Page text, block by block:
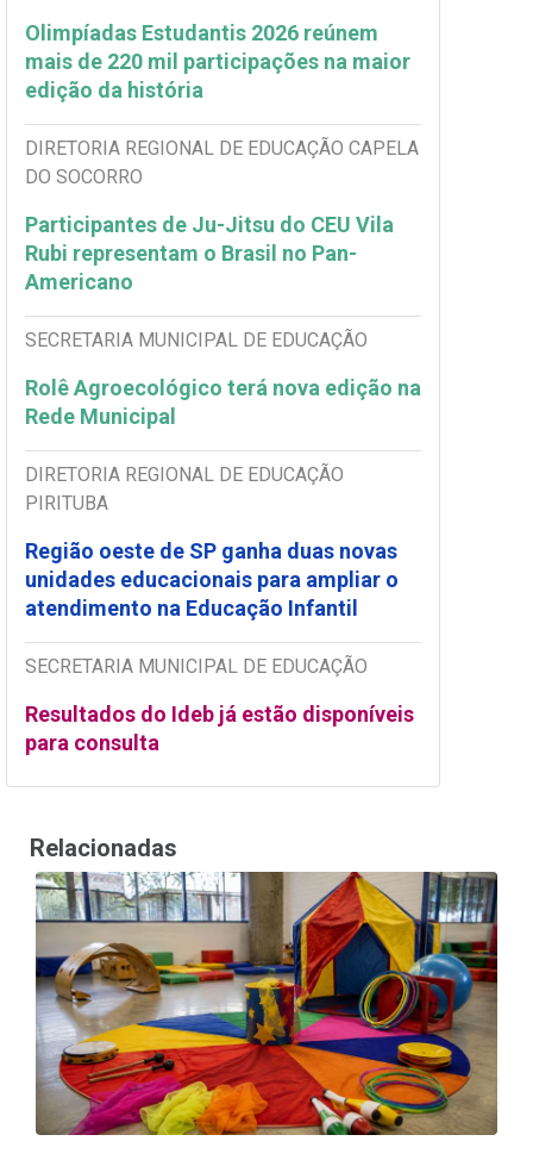
Olimpíadas Estudantis 2026 reúnem
mais de 220 mil participações na maior
edição da história
DIRETORIA REGIONAL DE EDUCAÇÃO CAPELA
DO SOCORRO
Participantes de Ju-Jitsu do CEU Vila
Rubi representam o Brasil no Pan-
Americano
SECRETARIA MUNICIPAL DE EDUCAÇÃO
Rolê Agroecológico terá nova edição na
Rede Municipal
DIRETORIA REGIONAL DE EDUCAÇÃO
PIRITUBA
Região oeste de SP ganha duas novas
unidades educacionais para ampliar o
atendimento na Educação Infantil
SECRETARIA MUNICIPAL DE EDUCAÇÃO
Resultados do Ideb já estão disponíveis
para consulta
Relacionadas